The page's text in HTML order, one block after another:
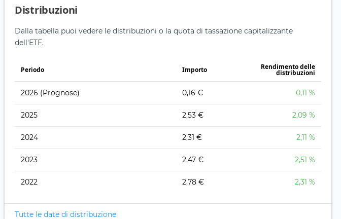
Distribuzioni
Dalla tabella puoi vedere le distribuzioni o la quota di tassazione capitalizzante
dell'ETF.
Periodo Importo Rendimento delle
distribuzioni
2026 (Prognose) 0,16 € 0,11 %
2025 2,53 € 2,09 %
2024 2,31 € 2,11 %
2023 2,47 € 2,51 %
2022 2,78 € 2,31 %
Tutte le date di distribuzione